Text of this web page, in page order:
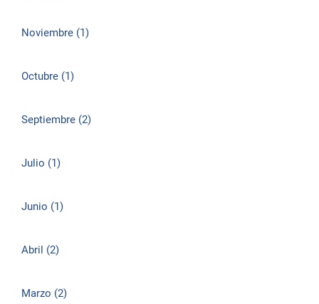
Noviembre (1)
Octubre (1)
Septiembre (2)
Julio (1)
Junio (1)
Abril (2)
Marzo (2)